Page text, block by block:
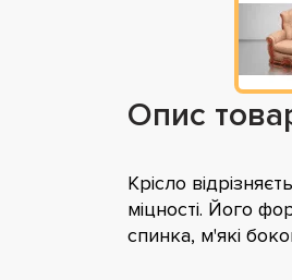
Опис
Крісло
міцності. Його
спинка, м'які